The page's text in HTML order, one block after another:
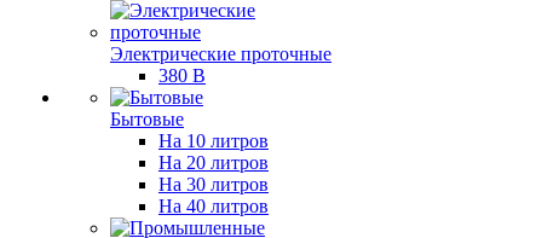
Электрические проточные
380 В
Бытовые
На 10 литров
На 20 литров
На 30 литров
На 40 литров